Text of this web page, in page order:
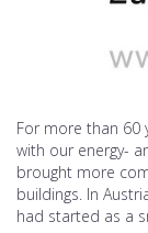
For more than 60
with our energy-
brought more
buildings. In
had started as a